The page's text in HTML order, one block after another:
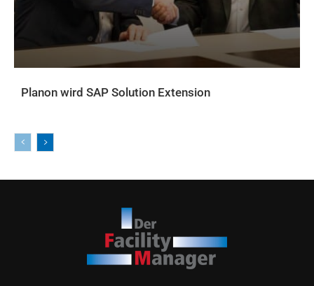
Planon wird SAP Solution Extension